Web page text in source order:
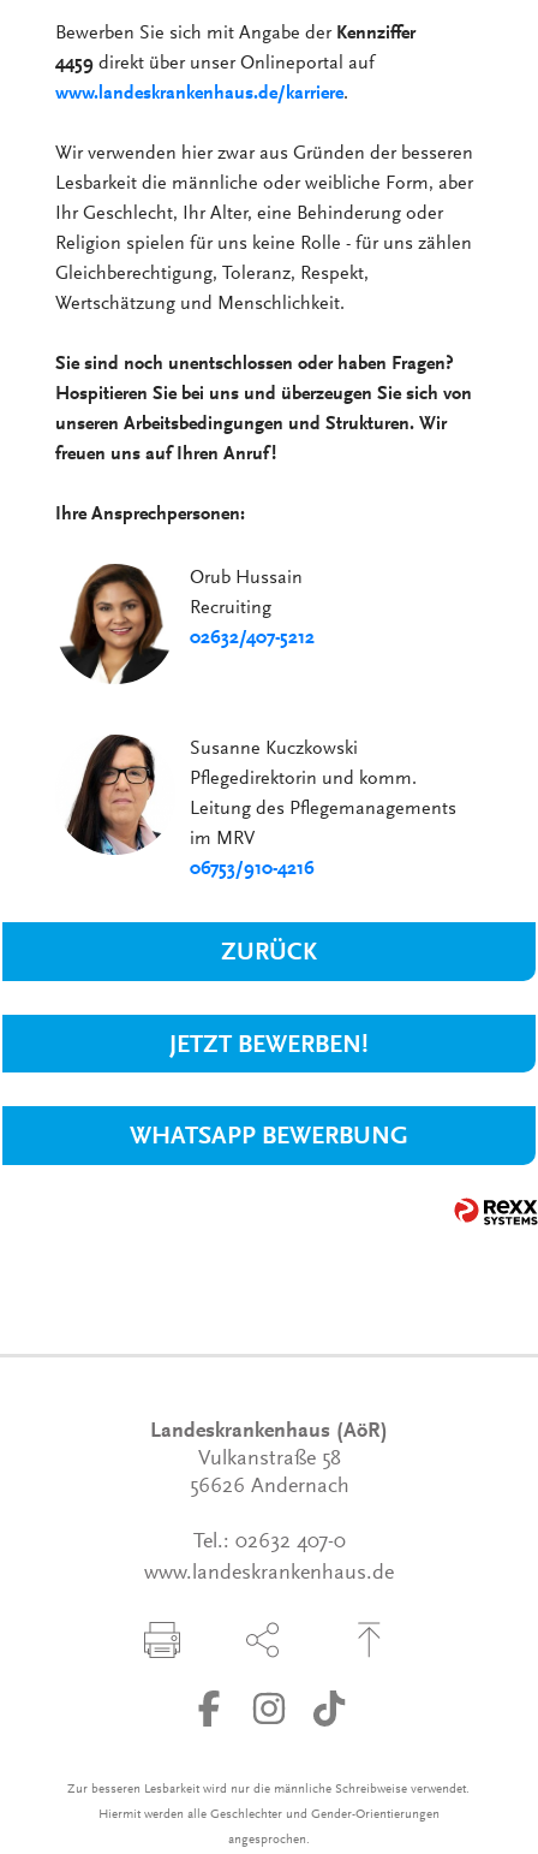
Bewerben Sie sich mit Angabe der Kennziffer
4459 direkt über unser Onlineportal auf
www.landeskrankenhaus.de/karriere.
Wir verwenden hier zwar aus Gründen der besseren
Lesbarkeit die männliche oder weibliche Form, aber
Ihr Geschlecht, Ihr Alter, eine Behinderung oder
Religion spielen für uns keine Rolle - für uns zählen
Gleichberechtigung, Toleranz, Respekt,
Wertschätzung und Menschlichkeit.
Sie sind noch unentschlossen oder haben Fragen?
Hospitieren Sie bei uns und überzeugen Sie sich von
unseren Arbeitsbedingungen und Strukturen. Wir
freuen uns auf Ihren Anruf!
Ihre Ansprechpersonen:
Orub Hussain
Recruiting
02632/407-5212
Susanne Kuczkowski
Pflegedirektorin und komm.
Leitung des Pflegemanagements
im MRV
06753/910-4216
ZURÜCK
JETZT BEWERBEN!
WHATSAPP BEWERBUNG
Landeskrankenhaus (AöR)
Vulkanstraße 58
56626 Andernach
Tel.: 02632 407-0
www.landeskrankenhaus.de
Zur besseren Lesbarkeit wird nur die männliche Schreibweise verwendet.
Hiermit werden alle Geschlechter und Gender-Orientierungen
angesprochen.